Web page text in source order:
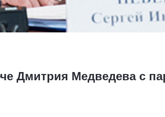
Дмитрия Медведева с